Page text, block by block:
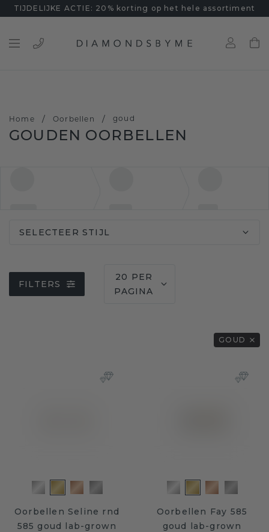
TIJDELIJKE ACTIE: 20% korting op het hele assortiment
Home / Oorbellen / goud
GOUDEN OORBELLEN
SELECTEER STIJL
FILTERS
20 PER
PAGINA
GOUD
Oorbellen Seline rnd
585 goud lab-grown
Oorbellen Fay 585
goud lab-grown